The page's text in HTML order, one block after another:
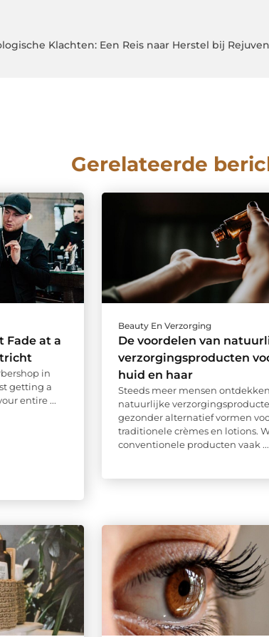
Klachten: Een Reis naar Herstel bij
Gerelateerde
Fade at a
in
getting a
entire ...
Beauty En Verzorging
De voordelen van
verzorgingsproducten
huid en haar
Steeds meer mensen
natuurlijke
gezonder alternatief vormen
traditionele crèmes en lotions.
conventionele producten vaak ...